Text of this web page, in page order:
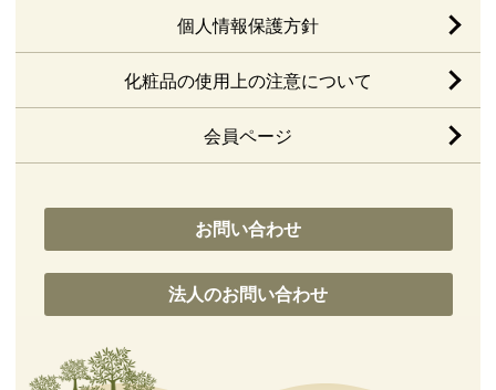
個人情報保護方針
化粧品の使用上の注意について
会員ページ
お問い合わせ
法人のお問い合わせ